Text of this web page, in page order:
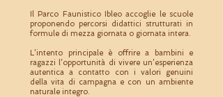
Il Parco Faunistico Ibleo accoglie le scuole
proponendo percorsi didattici strutturati in
formule di mezza giornata o giornata intera.
L’intento principale è offrire a bambini e
ragazzi l’opportunità di vivere un’esperienza
autentica a contatto con i valori genuini
della vita di campagna e con un ambiente
naturale integro.